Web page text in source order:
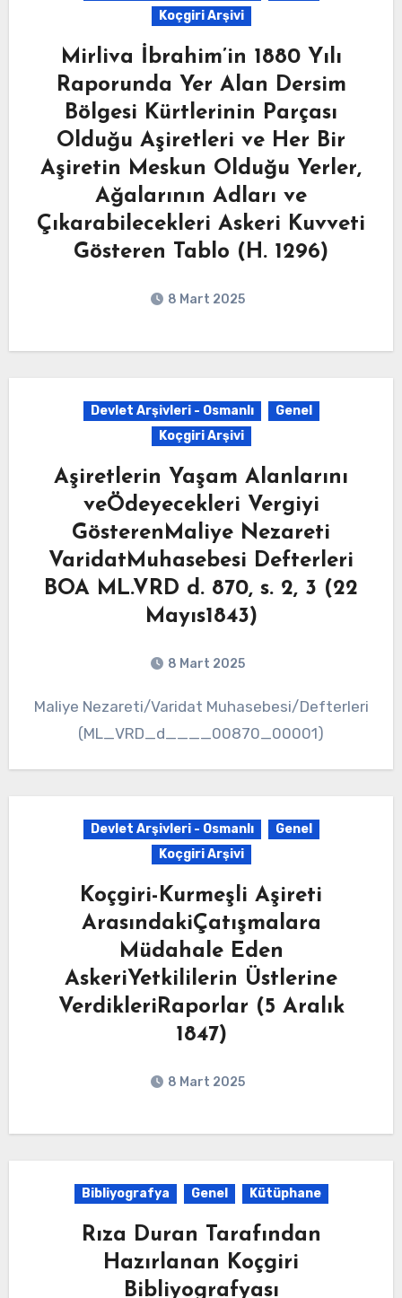
Koçgiri Arşivi
Mirliva İbrahim’in 1880 Yılı
Raporunda Yer Alan Dersim
Bölgesi Kürtlerinin Parçası
Olduğu Aşiretleri ve Her Bir
Aşiretin Meskun Olduğu Yerler,
Ağalarının Adları ve
Çıkarabilecekleri Askeri Kuvveti
Gösteren Tablo (H. 1296)
8 Mart 2025
Devlet Arşivleri - Osmanlı
Genel
Koçgiri Arşivi
Aşiretlerin Yaşam Alanlarını
veÖdeyecekleri Vergiyi
GösterenMaliye Nezareti
VaridatMuhasebesi Defterleri
BOA ML.VRD d. 870, s. 2, 3 (22
Mayıs1843)
8 Mart 2025
Maliye Nezareti/Varidat Muhasebesi/Defterleri
(ML_VRD_d____00870_00001)
Devlet Arşivleri - Osmanlı
Genel
Koçgiri Arşivi
Koçgiri-Kurmeşli Aşireti
ArasındakiÇatışmalara
Müdahale Eden
AskeriYetkililerin Üstlerine
VerdikleriRaporlar (5 Aralık
1847)
8 Mart 2025
Bibliyografya Genel Kütüphane
Rıza Duran Tarafından
Hazırlanan Koçgiri
Bibliyografyası